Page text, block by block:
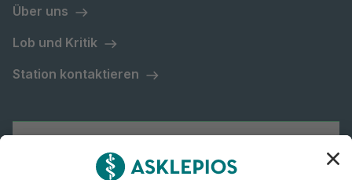
Über uns
Lob und Kritik
Station kontaktieren
Asklepios Gruppe